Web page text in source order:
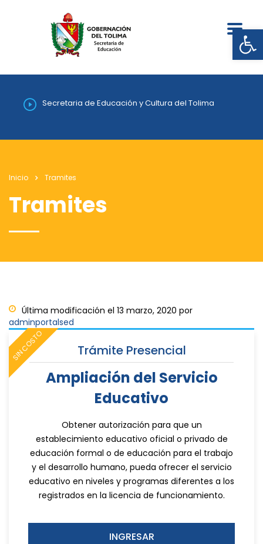
Secretaria de Educación y Cultura del Tolima
Inicio Tramites
Tramites
Última modificación el 13 marzo, 2020 por
adminportalsed
SIN COSTO Trámite Presencial
Ampliación del Servicio
Educativo
Obtener autorización para que un
establecimiento educativo oficial o privado de
educación formal o de educación para el trabajo
y el desarrollo humano, pueda ofrecer el servicio
educativo en niveles y programas diferentes a los
registrados en la licencia de funcionamiento.
INGRESAR